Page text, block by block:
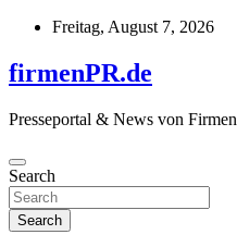
Skip
content
Freitag, August 7, 2026
firmenPR.de
Presseportal & News von Firmen
Search
Search